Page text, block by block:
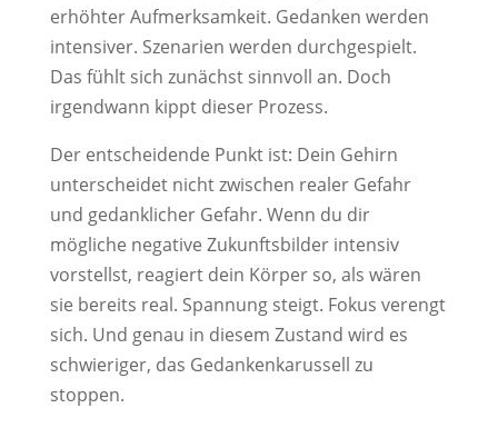
erhöhter Aufmerksamkeit. Gedanken werden
intensiver. Szenarien werden durchgespielt.
Das fühlt sich zunächst sinnvoll an. Doch
irgendwann kippt dieser Prozess.
Der entscheidende Punkt ist: Dein Gehirn
unterscheidet nicht zwischen realer Gefahr
und gedanklicher Gefahr. Wenn du dir
mögliche negative Zukunftsbilder intensiv
vorstellst, reagiert dein Körper so, als wären
sie bereits real. Spannung steigt. Fokus verengt
sich. Und genau in diesem Zustand wird es
schwieriger, das Gedankenkarussell zu
stoppen.